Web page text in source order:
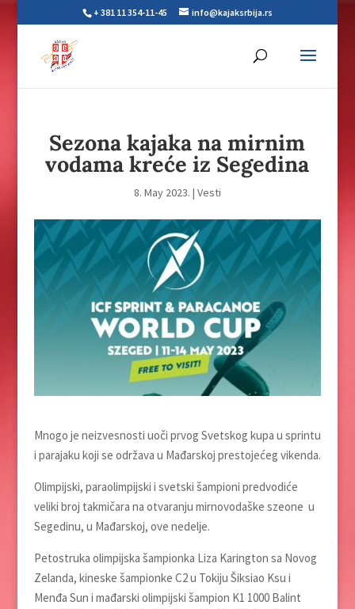
+ 381 11 354-11-45 info@kajaksrbija.rs
Sezona kajaka na mirnim
vodama kreće iz Segedina
8. May 2023. | Vesti
Mnogo je neizvesnosti uoči prvog Svetskog kupa u sprintu
i parajaku koji se održava u Mađarskoj prestojećeg vikenda.
Olimpijski, paraolimpijski i svetski šampioni predvodiće
veliki broj takmičara na otvaranju mirnovodaške szeone u
Segedinu, u Mađarskoj, ove nedelјe.
Petostruka olimpijska šampionka Liza Karington sa Novog
Zelanda, kineske šampionke C2 u Tokiju Šiksiao Ksu i
Menđa Sun i mađarski olimpijski šampion K1 1000 Balint